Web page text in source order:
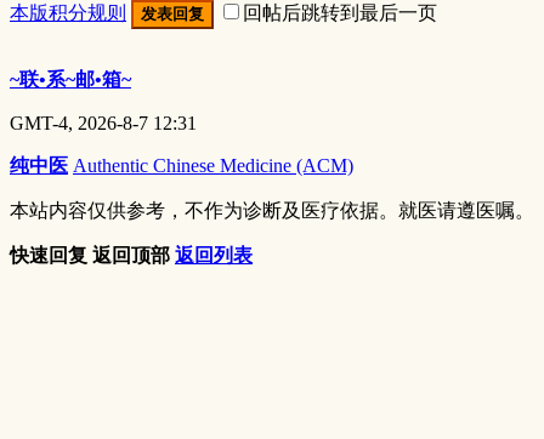
本版积分规则 发表回复 回帖后跳转到最后一页
~联•系~邮•箱~
GMT-4, 2026-8-7 12:31
纯中医 Authentic Chinese Medicine (ACM)
本站内容仅供参考，不作为诊断及医疗依据。就医请遵医嘱。
快速回复 返回顶部 返回列表